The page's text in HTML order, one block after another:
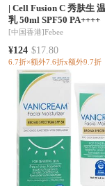
| Cell Fusion C 秀肤生
乳 50ml SPF50 PA++++
[中国香港]Febee
¥124 $17.80
6.7折×额外7.6折x额外9.7折